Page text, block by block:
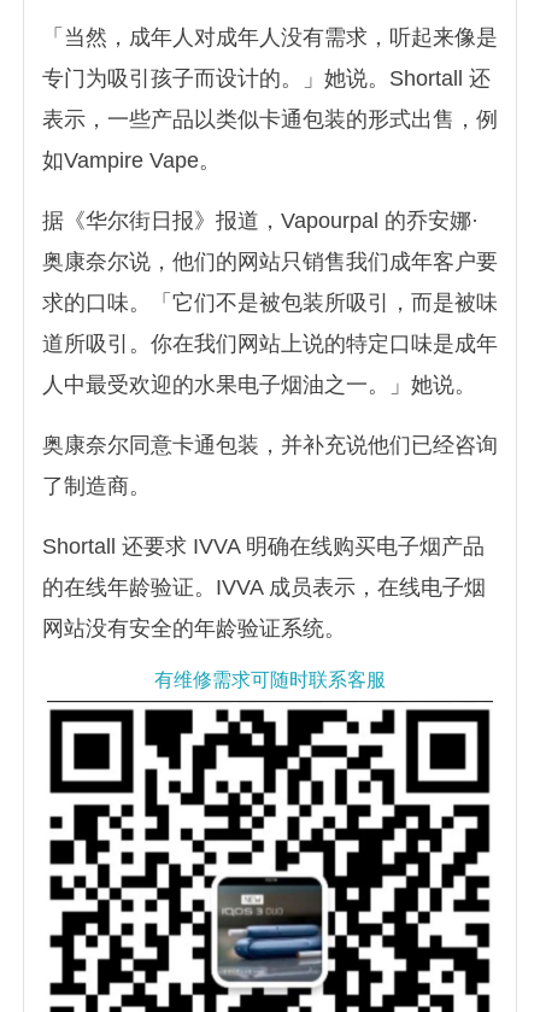
「当然，成年人对成年人没有需求，听起来像是
专门为吸引孩子而设计的。」她说。Shortall 还
表示，一些产品以类似卡通包装的形式出售，例
如Vampire Vape。
据《华尔街日报》报道，Vapourpal 的乔安娜·
奥康奈尔说，他们的网站只销售我们成年客户要
求的口味。「它们不是被包装所吸引，而是被味
道所吸引。你在我们网站上说的特定口味是成年
人中最受欢迎的水果电子烟油之一。」她说。
奥康奈尔同意卡通包装，并补充说他们已经咨询
了制造商。
Shortall 还要求 IVVA 明确在线购买电子烟产品
的在线年龄验证。IVVA 成员表示，在线电子烟
网站没有安全的年龄验证系统。
有维修需求可随时联系客服